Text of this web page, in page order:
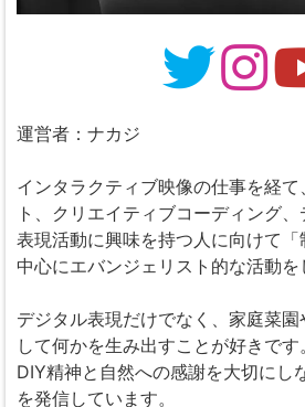
運営者：ナカジ
インタラクティブ映像の仕事を経
ト、クリエイティブコーディング
表現活動に興味を持つ人に向けて
中心にエバンジェリスト的な活動を
デジタル表現だけでなく、家庭菜
して何かを生み出すことが好きです。
DIY精神と自然への感謝を大切にし
を発信しています。